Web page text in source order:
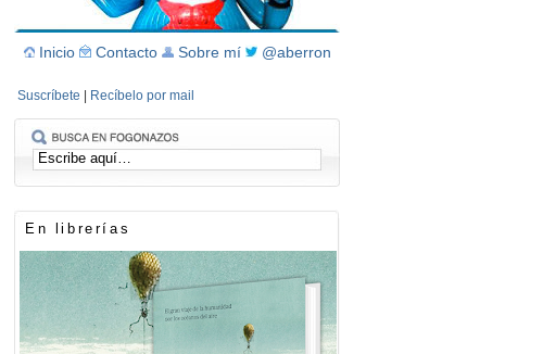
Inicio Contacto Sobre mí @aberron
Suscríbete Recíbelo por mail
En librerías